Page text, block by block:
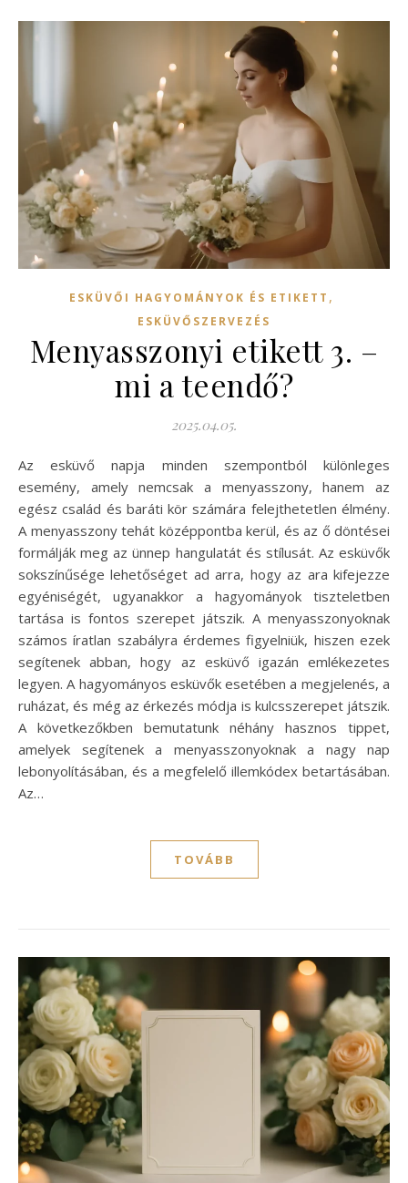
ESKÜVŐI HAGYOMÁNYOK ÉS ETIKETT ,
ESKÜVŐSZERVEZÉS
Menyasszonyi etikett 3. –
mi a teendő?
2025.04.05.
Az esküvő napja minden szempontból különleges
esemény, amely nemcsak a menyasszony, hanem az
egész család és baráti kör számára felejthetetlen élmény.
A menyasszony tehát középpontba kerül, és az ő döntései
formálják meg az ünnep hangulatát és stílusát. Az esküvők
sokszínűsége lehetőséget ad arra, hogy az ara kifejezze
egyéniségét, ugyanakkor a hagyományok tiszteletben
tartása is fontos szerepet játszik. A menyasszonyoknak
számos íratlan szabályra érdemes figyelniük, hiszen ezek
segítenek abban, hogy az esküvő igazán emlékezetes
legyen. A hagyományos esküvők esetében a megjelenés, a
ruházat, és még az érkezés módja is kulcsszerepet játszik.
A következőkben bemutatunk néhány hasznos tippet,
amelyek segítenek a menyasszonyoknak a nagy nap
lebonyolításában, és a megfelelő illemkódex betartásában.
Az…
TOVÁBB